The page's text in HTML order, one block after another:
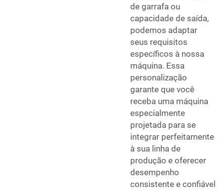
de garrafa ou
capacidade de saída,
podemos adaptar
seus requisitos
específicos à nossa
máquina. Essa
personalização
garante que você
receba uma máquina
especialmente
projetada para se
integrar perfeitamente
à sua linha de
produção e oferecer
desempenho
consistente e confiável